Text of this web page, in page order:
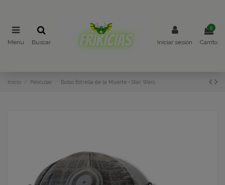
Menu Buscar Iniciar sesión
0
Carrito
Inicio Películas Bolso Estrella de la Muerte - Star Wars